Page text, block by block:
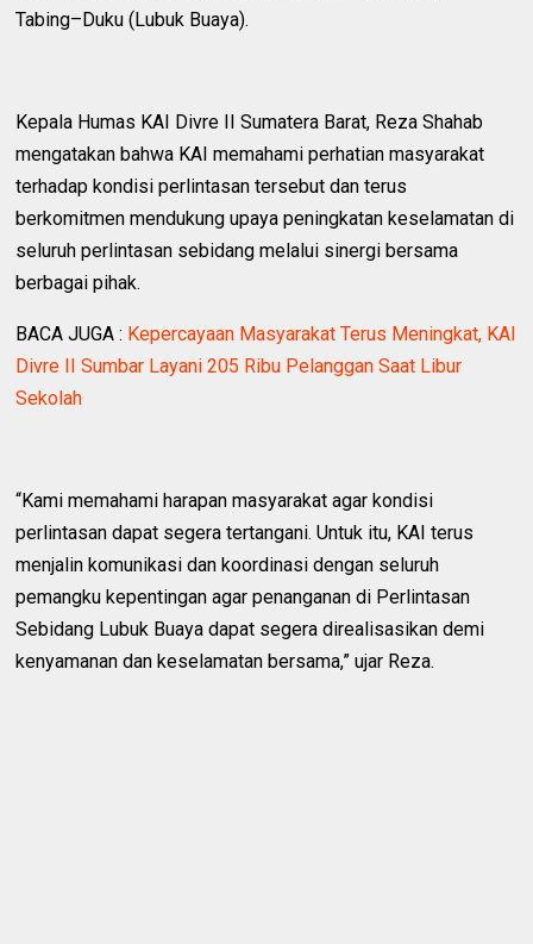
Tabing–Duku (Lubuk Buaya).
Kepala Humas KAI Divre II Sumatera Barat, Reza Shahab
mengatakan bahwa KAI memahami perhatian masyarakat
terhadap kondisi perlintasan tersebut dan terus
berkomitmen mendukung upaya peningkatan keselamatan di
seluruh perlintasan sebidang melalui sinergi bersama
berbagai pihak.
BACA JUGA : Kepercayaan Masyarakat Terus Meningkat, KAI
Divre II Sumbar Layani 205 Ribu Pelanggan Saat Libur
Sekolah
“Kami memahami harapan masyarakat agar kondisi
perlintasan dapat segera tertangani. Untuk itu, KAI terus
menjalin komunikasi dan koordinasi dengan seluruh
pemangku kepentingan agar penanganan di Perlintasan
Sebidang Lubuk Buaya dapat segera direalisasikan demi
kenyamanan dan keselamatan bersama,” ujar Reza.